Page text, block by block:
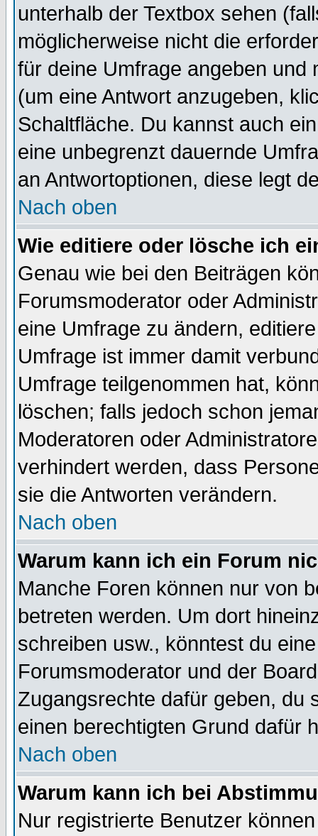
unterhalb der Textbox sehen
möglicherweise nicht die
für deine Umfrage angeben und
(um eine Antwort anzugeben,
Schaltfläche. Du kannst auch
eine unbegrenzt dauernde
an Antwortoptionen, diese legt
Nach oben
Wie editiere oder lösche ich
Genau wie bei den Beiträgen
Forumsmoderator oder
eine Umfrage zu ändern,
Umfrage ist immer damit
Umfrage teilgenommen hat,
löschen; falls jedoch schon
Moderatoren oder
verhindert werden, dass
sie die Antworten verändern.
Nach oben
Warum kann ich ein Forum
Manche Foren können nur von
betreten werden. Um dort
schreiben usw., könntest du
Forumsmoderator und der
Zugangsrechte dafür geben, du
einen berechtigten Grund dafür
Nach oben
Warum kann ich bei
Nur registrierte Benutzer